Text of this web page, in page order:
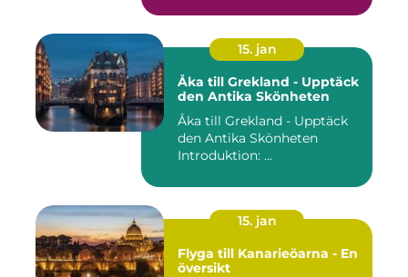
15. jan
Åka till Grekland - Upptäck
den Antika Skönheten
Åka till Grekland - Upptäck
den Antika Skönheten
Introduktion: ...
15. jan
Flyga till Kanarieöarna - En
översikt